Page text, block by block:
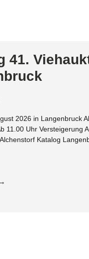
41.
2026 in Langenbruck
11.00 Uhr Versteigerung
Katalog